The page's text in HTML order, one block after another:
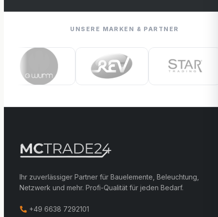
UNSERE MARKEN & PARTNER
Ihr zuverlässiger Partner für Bauelemente, Beleuchtung,
Netzwerk und mehr. Profi-Qualität für jeden Bedarf.
+49 6638 7292101